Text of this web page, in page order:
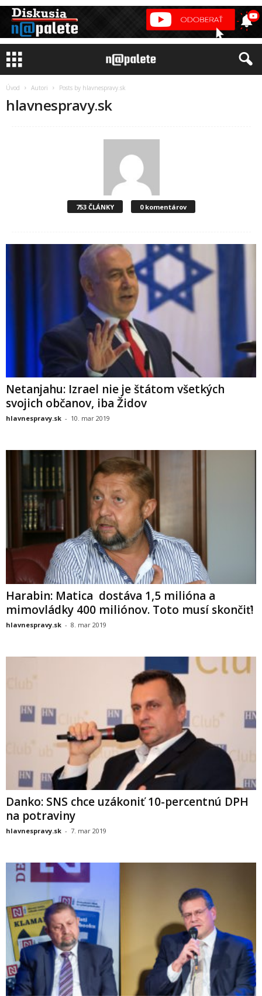
Úvod Autori Posts by hlavnespravy.sk
hlavnespravy.sk
753 ČLÁNKY 0 komentárov
Netanjahu: Izrael nie je štátom všetkých
svojich občanov, iba Židov
hlavnespravy.sk - 10. mar 2019
Harabin: Matica dostáva 1,5 milióna a
mimovládky 400 miliónov. Toto musí skončiť!
hlavnespravy.sk - 8. mar 2019
Danko: SNS chce uzákoniť 10-percentnú DPH
na potraviny
hlavnespravy.sk - 7. mar 2019